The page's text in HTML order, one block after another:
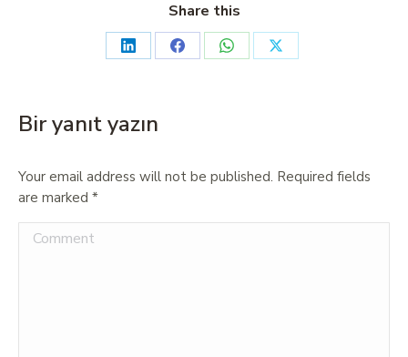
Share this
Bir yanıt yazın
Your email address will not be published. Required fields
are marked *
Comment